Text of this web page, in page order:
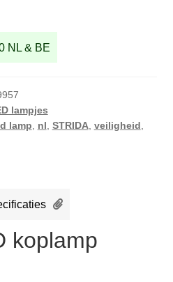
NL & BE
lampjes
lamp nl STRIDA, veiligheid
koplamp